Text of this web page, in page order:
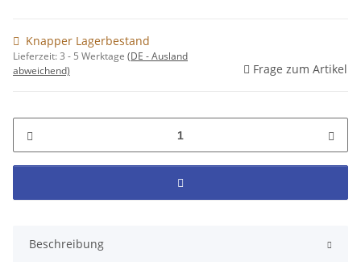
Knapper Lagerbestand
Lieferzeit:3 - 5 Werktage (DE - Ausland
abweichend)
Frage zum Artikel
Beschreibung